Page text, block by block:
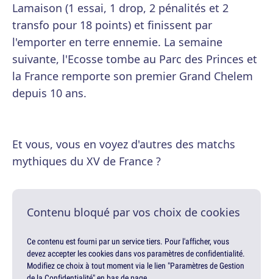
Lamaison (1 essai, 1 drop, 2 pénalités et 2
transfo pour 18 points) et finissent par
l'emporter en terre ennemie. La semaine
suivante, l'Ecosse tombe au Parc des Princes et
la France remporte son premier Grand Chelem
depuis 10 ans.
Et vous, vous en voyez d'autres des matchs
mythiques du XV de France ?
Contenu bloqué par vos choix de cookies
Ce contenu est fourni par un service tiers. Pour l'afficher, vous
devez accepter les cookies dans vos paramètres de confidentialité.
Modifiez ce choix à tout moment via le lien "Paramètres de Gestion